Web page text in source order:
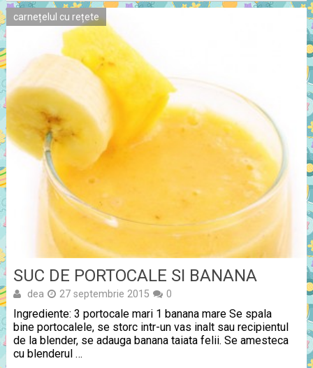
carnețelul cu rețete
SUC DE PORTOCALE SI BANANA
dea 27 septembrie 2015 0
Ingrediente: 3 portocale mari 1 banana mare Se spala
bine portocalele, se storc intr-un vas inalt sau recipientul
de la blender, se adauga banana taiata felii. Se amesteca
cu blenderul …